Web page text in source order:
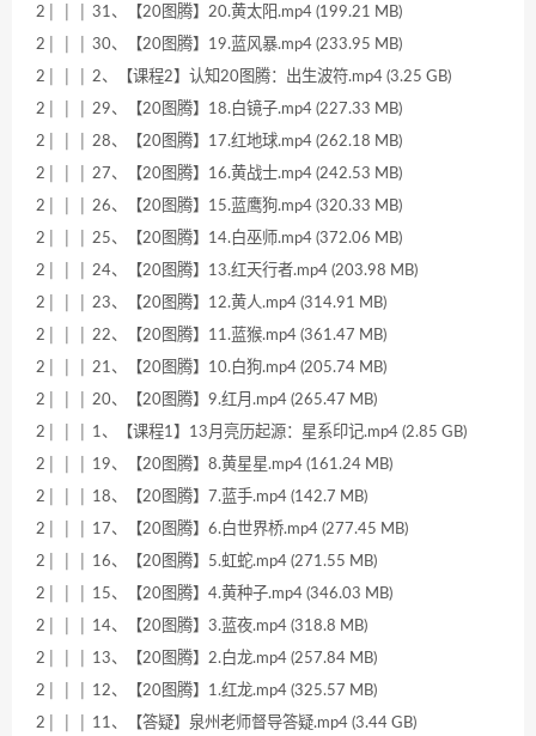
2│ │ │ 31、【20图腾】20.黄太阳.mp4 (199.21 MB)
2│ │ │ 30、【20图腾】19.蓝风暴.mp4 (233.95 MB)
2│ │ │ 2、【课程2】认知20图腾：出生波符.mp4 (3.25 GB)
2│ │ │ 29、【20图腾】18.白镜子.mp4 (227.33 MB)
2│ │ │ 28、【20图腾】17.红地球.mp4 (262.18 MB)
2│ │ │ 27、【20图腾】16.黄战士.mp4 (242.53 MB)
2│ │ │ 26、【20图腾】15.蓝鹰狗.mp4 (320.33 MB)
2│ │ │ 25、【20图腾】14.白巫师.mp4 (372.06 MB)
2│ │ │ 24、【20图腾】13.红天行者.mp4 (203.98 MB)
2│ │ │ 23、【20图腾】12.黄人.mp4 (314.91 MB)
2│ │ │ 22、【20图腾】11.蓝猴.mp4 (361.47 MB)
2│ │ │ 21、【20图腾】10.白狗.mp4 (205.74 MB)
2│ │ │ 20、【20图腾】9.红月.mp4 (265.47 MB)
2│ │ │ 1、【课程1】13月亮历起源：星系印记.mp4 (2.85 GB)
2│ │ │ 19、【20图腾】8.黄星星.mp4 (161.24 MB)
2│ │ │ 18、【20图腾】7.蓝手.mp4 (142.7 MB)
2│ │ │ 17、【20图腾】6.白世界桥.mp4 (277.45 MB)
2│ │ │ 16、【20图腾】5.虹蛇.mp4 (271.55 MB)
2│ │ │ 15、【20图腾】4.黄种子.mp4 (346.03 MB)
2│ │ │ 14、【20图腾】3.蓝夜.mp4 (318.8 MB)
2│ │ │ 13、【20图腾】2.白龙.mp4 (257.84 MB)
2│ │ │ 12、【20图腾】1.红龙.mp4 (325.57 MB)
2│ │ │ 11、【答疑】泉州老师督导答疑.mp4 (3.44 GB)